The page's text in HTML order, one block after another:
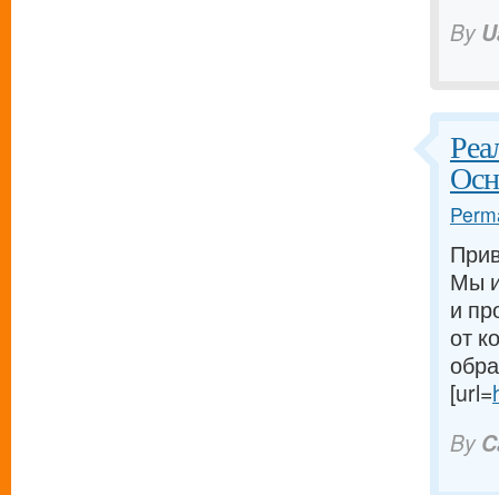
By
Мы
и
от
[url=
By